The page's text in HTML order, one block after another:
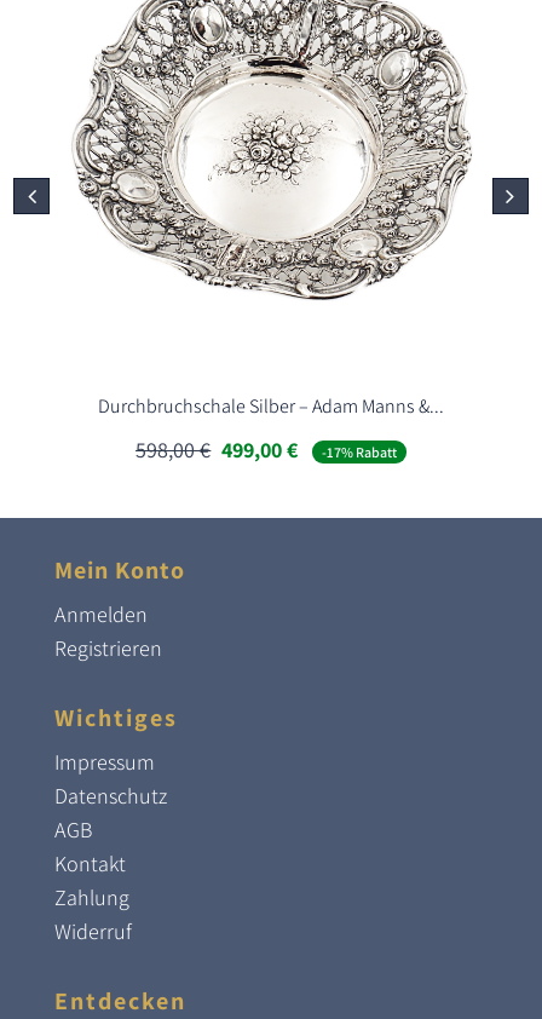
Durchbruchschale Silber – Adam Manns &...
598,00€ Ursprünglicher
Preis
598,00 €
499,00€Aktueller
Preis
499,00 €.
-17% Rabatt
Mein Konto
Anmelden
Registrieren
Wichtiges
Impressum
Datenschutz
AGB
Kontakt
Zahlung
Widerruf
Entdecken